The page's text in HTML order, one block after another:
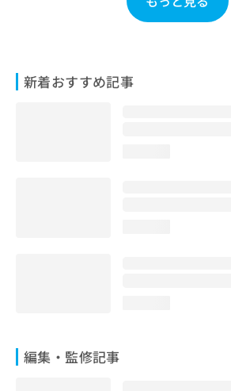
新着おすすめ記事
編集・監修記事
わ
せ